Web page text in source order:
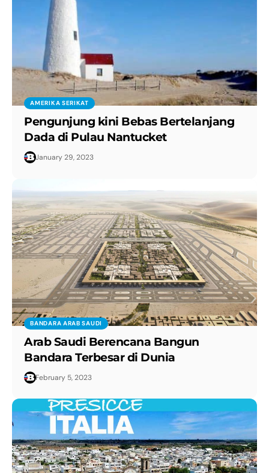
AMERIKA SERIKAT
Pengunjung kini Bebas Bertelanjang
Dada di Pulau Nantucket
January 29, 2023
BANDARA ARAB SAUDI
Arab Saudi Berencana Bangun
Bandara Terbesar di Dunia
February 5, 2023